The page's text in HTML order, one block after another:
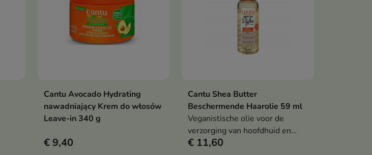
In winkelwagen
Cantu Avocado Hydrating
nawadniający Krem do włosów
Leave-in 340 g
€ 9,40
In winkelwagen
Cantu Shea Butter
Beschermende Haarolie 59 ml
Veganistische olie voor de
verzorging van hoofdhuid en
haar. Het hydrateert, verzacht
€ 11,60